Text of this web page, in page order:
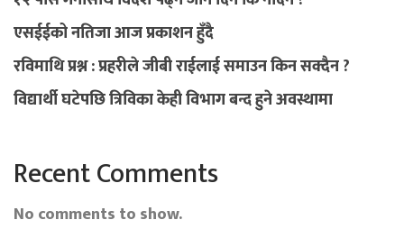
एसईईको नतिजा आज प्रकाशन हुँदै
रविमाथि प्रश्न : प्रहरीले जीबी राईलाई समाउन किन सक्दैन ?
विद्यार्थी घटेपछि त्रिविका केही विभाग बन्द हुने अवस्थामा
Recent Comments
No comments to show.